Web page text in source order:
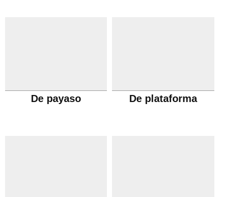
De payaso De plataforma